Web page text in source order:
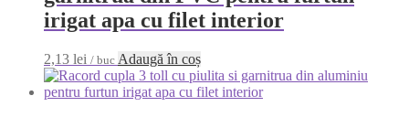
irigat apa cu filet interior
2,13 lei / buc Adaugă în coș